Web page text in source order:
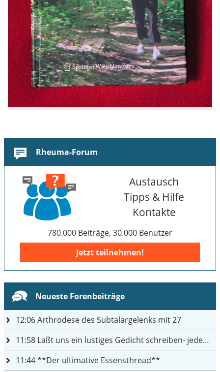
Rheuma-Forum
Austausch
Tipps & Hilfe
Kontakte
780.000 Beiträge, 30.000 Benutzer
Jetzt teilnehmen!
Neueste Forenbeiträge
12:06Arthrodese des Subtalargelenks mit 27
11:58 Laßt uns ein lustiges Gedicht schreiben- jeder einen Satz
11:44**Der ultimative Essensthread**